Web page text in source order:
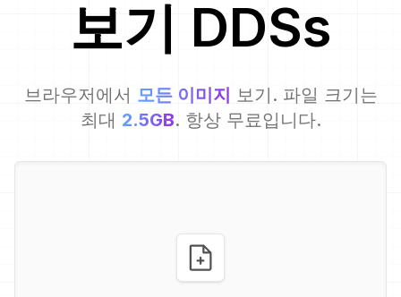
보기 DDSs
브라우저에서 모든 이미지 보기. 파일 크기는
최대 2.5GB. 항상 무료입니다.